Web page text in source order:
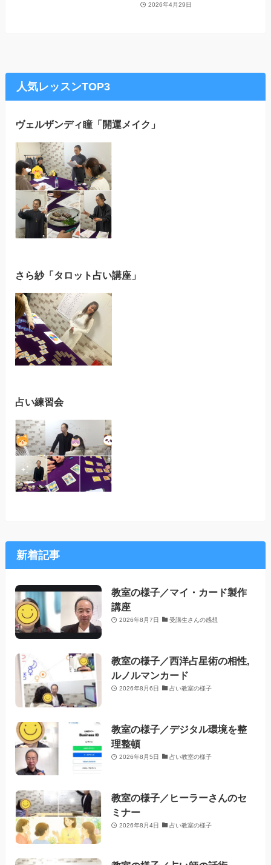
2026年4月29日
人気レッスンTOP3
ヴェルザンディ瞳「開運メイク」
さら紗「タロット占い講座」
占い練習会
新着記事
教室の様子／マイ・カード製作
講座
2026年8月7日 受講生さんの感想
教室の様子／西洋占星術の相性,
ルノルマンカード
2026年8月6日 占い教室の様子
教室の様子／デジタル環境を整
理整頓
2026年8月5日 占い教室の様子
教室の様子／ヒーラーさんのセ
ミナー
2026年8月4日 占い教室の様子